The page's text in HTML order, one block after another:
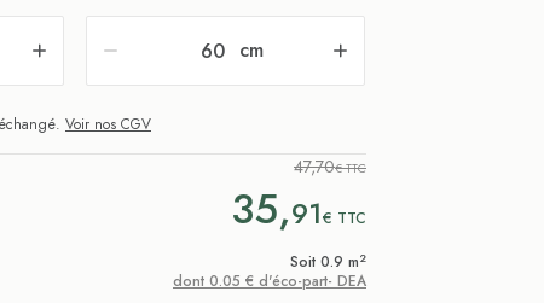
cm
Voir nos CGV
47,70€ TTC
35,91€ TTC
Soit 0.9 m2
dont 0.05 € d'éco-part- DEA